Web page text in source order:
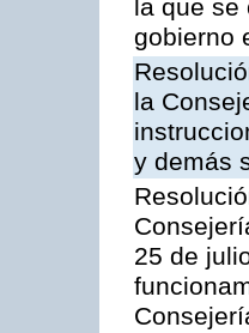
la que se
gobierno
la
y demás
25 de